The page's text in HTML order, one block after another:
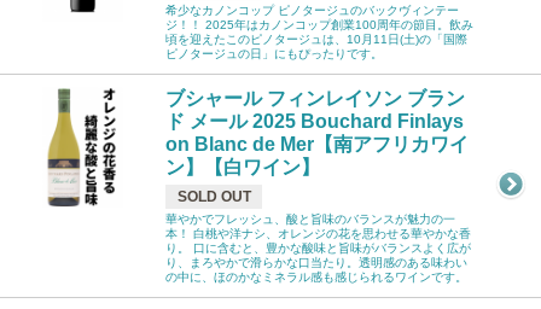
希少なカノンコップ ピノタージュのバックヴィンテー
ジ！！ 2025年はカノンコップ創業100周年の節目。飲み
頃を迎えたこのピノタージュは、10月11日(土)の「国際
ピノタージュの日」にもぴったりです。
ブシャール フィンレイソン ブラン
ド メール 2025 Bouchard Finlays
on Blanc de Mer【南アフリカワイ
ン】【白ワイン】
SOLD OUT
華やかでフレッシュ、酸と旨味のバランスが魅力の一
本！ 白桃や洋ナシ、オレンジの花を思わせる華やかな香
り。 口に含むと、豊かな酸味と旨味がバランスよく広が
り、まろやかで滑らかな口当たり。透明感のある味わい
の中に、ほのかなミネラル感も感じられるワインです。